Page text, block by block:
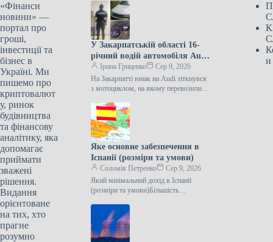
«Фінанси
новини» —
портал про
гроші,
інвестиції та
бізнес в
Україні. Ми
пишемо про
криптовалют
у, ринок
будівництва
та фінансову
аналітику, яка
допомагає
приймати
зважені
рішення.
Видання
орієнтоване
на тих, хто
прагне
розумно
У Закарпатській області 16-
річний водій автомобіля Audi
зіткнувся з мотоциклом, за
кермом якого був 10-річний
хлопчик.
Ірина Гриценко
Сер 9, 2026
На Закарпатті юнак на Audi зіткнувся
з мотоциклом, на якому перевозилися
за кермом Audi зіткнувся…
Яке основне забезпечення в
Іспанії (розміри та умови)
Соломія Петренко
Сер 9, 2026
Який мінімальний дохід в Іспанії
(розміри та умови)Більшість
мінімального доходу (Minimum
Income Schemes). Їхньою метою є…
и